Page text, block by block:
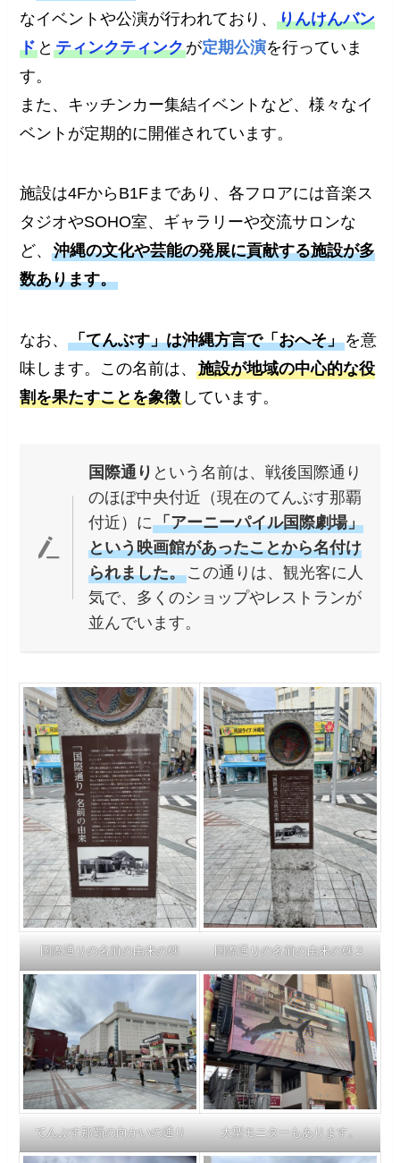
なイベントや公演が行われており、りんけんバン
ド とティンクティンクが定期公演を行っていま
す。
また、キッチンカー集結イベントなど、様々なイ
ベントが定期的に開催されています。
施設は4FからB1Fまであり、各フロアには音楽ス
タジオやSOHO室、ギャラリーや交流サロンな
ど、沖縄の文化や芸能の発展に貢献する施設が多
数あります。
なお、「てんぶす」は沖縄方言で「おへそ」を意
味します。この名前は、施設が地域の中心的な役
割を果たすことを象徴 しています。
国際通り という名前は、戦後国際通り
のほぼ中央付近（現在のてんぶす那覇
付近）に「アーニーパイル国際劇場」
という映画館があったことから名付け
られました。この通りは、観光客に人
気で、多くのショップやレストランが
並んでいます。
国際通りの名前の由来の碑 国際通りの名前の由来の碑２
てんぶす那覇の向かいの通り 大型モニターもあります。